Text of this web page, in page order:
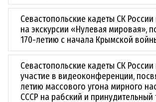
Севастопольские кадеты СК
на экскурсии «Нулевая мировая»,
170-летию с начала Крымской
Севастопольские кадеты СК России
участие в видеоконференции,
летию массового угона мирного
СССР на рабский и принудительный